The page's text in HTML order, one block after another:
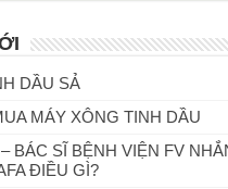
DẦU SẢ
MÁY XÔNG TINH DẦU
BÁC SĨ BỆNH VIỆN FV
ĐIỀU GÌ?